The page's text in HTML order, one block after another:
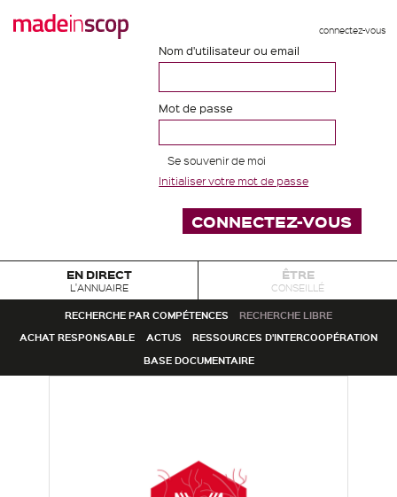
connectez-vous
Nom d'utilisateur ou email
Mot de passe
Se souvenir de moi
Initialiser votre mot de passe
EN DIRECT
L'ANNUAIRE
ÊTRE
CONSEILLÉ
RECHERCHE PAR COMPÉTENCES
RECHERCHE LIBRE
ACHAT RESPONSABLE
ACTUS
RESSOURCES D'INTERCOOPÉRATION
BASE DOCUMENTAIRE